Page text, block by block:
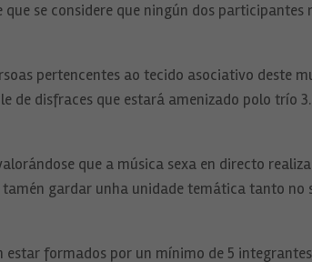
se considere que ningún dos participantes
pertencentes ao tecido asociativo deste
disfraces que estará amenizado polo trío
que a música sexa en directo
gardar unha unidade temática tanto no
formados por un mínimo de 5